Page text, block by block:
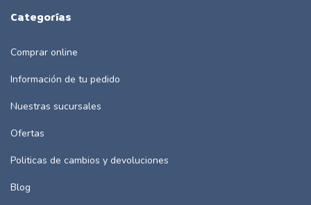
Categorías
Comprar online
Información de tu pedido
Nuestras sucursales
Ofertas
Politicas de cambios y devoluciones
Blog